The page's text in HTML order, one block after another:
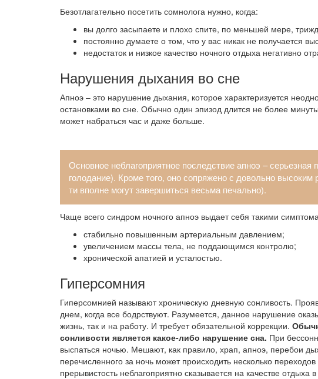
Безотлагательно посетить сомнолога нужно, когда:
вы долго засыпаете и плохо спите, по меньшей мере,
постоянно думаете о том, что у вас никак не получается
недостаток и низкое качество ночного отдыха негативно
Нарушения дыхания во сне
Апноэ – это нарушение дыхания, которое характеризуется
остановками во сне. Обычно один эпизод длится не более
может набраться час и даже больше.
Основное неблагоприятное последствие апноэ – серьезная
голодание). Кроме того, оно сопряжено с довольно высоким
ти вполне могут завершиться весьма печально).
Чаще всего синдром ночного апноэ выдает себя такими
стабильно повышенным артериальным давлением;
увеличением массы тела, не поддающимся контролю;
хронической апатией и усталостью.
Гиперсомния
Гиперсомнией называют хроническую дневную сонливость.
днем, когда все бодрствуют. Разумеется, данное нарушение
жизнь, так и на работу. И требует обязательной коррекции.
сонливости является какое-либо нарушение сна. При
выспаться ночью. Мешают, как правило, храп, апноэ, перебои
перечисленного за ночь может происходить несколько
прерывистость неблагоприятно сказывается на качестве отдыха